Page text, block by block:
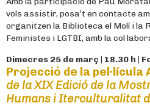
vols assistir, posa’t en contacte
organitzen la Biblioteca el Molí i la
Feministes i LGTBI, amb la
Dimecres 25 de març | 18.30 h |
Projecció de la pel·lícula
de la XIX Edició de la
Humans i Iterculturalitat